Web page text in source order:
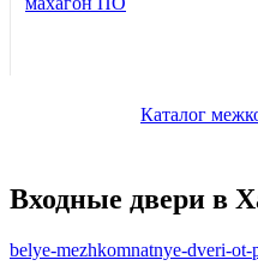
Каталог
Входные двери в
belye-mezhkomnatnye-dveri-